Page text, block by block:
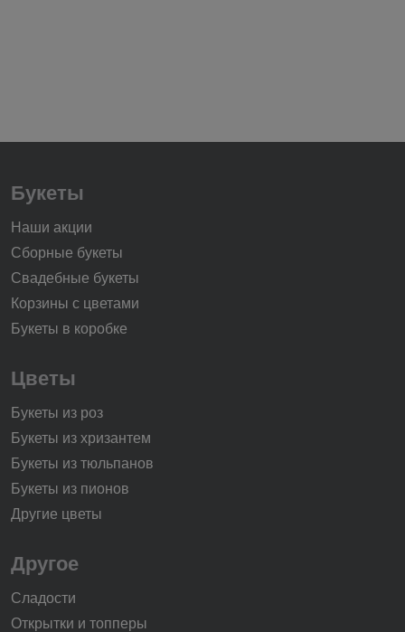
Букеты
Наши акции
Сборные букеты
Свадебные букеты
Корзины с цветами
Букеты в коробке
Цветы
Букеты из роз
Букеты из хризантем
Букеты из тюльпанов
Букеты из пионов
Другие цветы
Другое
Сладости
Открытки и топперы